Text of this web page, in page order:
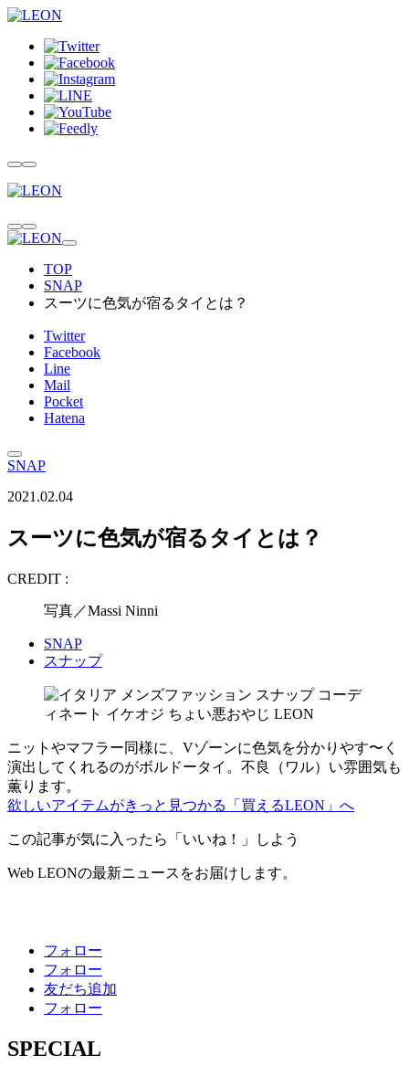
TOP
SNAP
スーツに色気が宿るタイとは？
Twitter
Facebook
Line
Mail
Pocket
Hatena
SNAP
2021.02.04
スーツに色気が宿るタイとは？
CREDIT :
写真／Massi Ninni
SNAP
スナップ
ニットやマフラー同様に、Vゾーンに色気を分かりやす〜く
演出してくれるのがボルドータイ。不良（ワル）い雰囲気も
薫ります。
欲しいアイテムがきっと見つかる「買えるLEON」へ
この記事が気に入ったら「いいね！」しよう
Web LEONの最新ニュースをお届けします。
フォロー
フォロー
友だち追加
フォロー
SPECIAL